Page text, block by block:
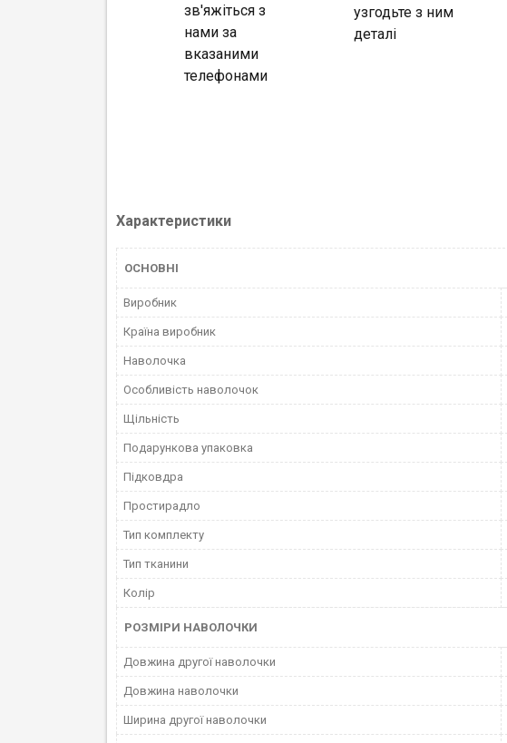
зв'яжіться з
нами за
вказаними
телефонами
узгодьте з ним
деталі
Характеристики
ОСНОВНІ
Виробник
Країна виробник
Наволочка
Особливість наволочок
Щільність
Подарункова упаковка
Підковдра
Простирадло
Тип комплекту
Тип тканини
Колір
РОЗМІРИ НАВОЛОЧКИ
Довжина другої наволочки
Довжина наволочки
Ширина другої наволочки